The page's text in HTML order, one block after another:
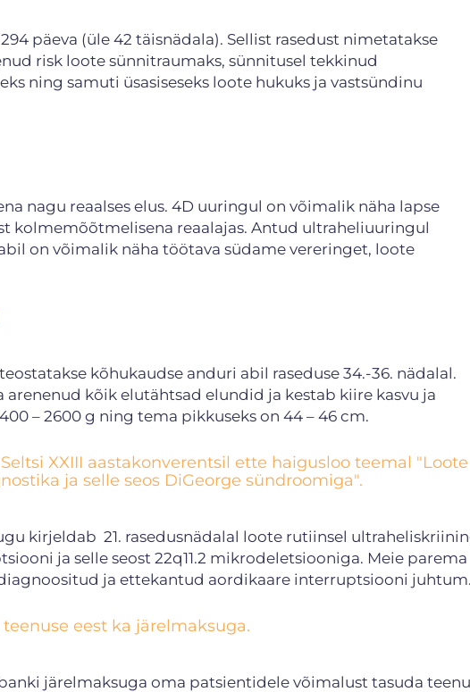
päeva (üle 42 täisnädala). Sellist rasedust nimetatakse
risk loote sünnitraumaks, sünnitusel tekkinud
ning samuti üsasiseseks loote hukuks ja vastsündinu
nagu reaalses elus. 4D uuringul on võimalik näha lapse
kolmemõõtmelisena reaalajas. Antud ultraheliuuringul
on võimalik näha töötava südame vereringet, loote
kõhukaudse anduri abil raseduse 34.-36. nädalal.
arenenud kõik elutähtsad elundid ja kestab kiire kasvu ja
2400 – 2600 g ning tema pikkuseks on 44 – 46
XXIII aastakonverentsil ette haigusloo teemal "Loote
ja selle seos DiGeorge sündroomiga".
kirjeldab 21. rasedusnädalal loote rutiinsel
ja selle seost 22q11.2 mikrodeletsiooniga. Meie parema
ja ettekantud aordikaare interruptsiooni
eest ka järelmaksuga.
järelmaksuga oma patsientidele võimalust tasuda